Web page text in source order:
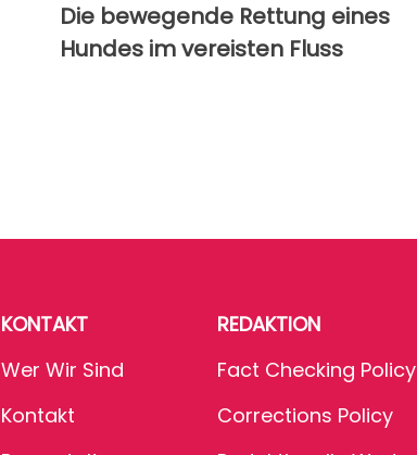
Die bewegende Rettung eines
Hundes im vereisten Fluss
KONTAKT
Wer Wir Sind
Kontakt
REDAKTION
Fact Checking Policy
Corrections Policy